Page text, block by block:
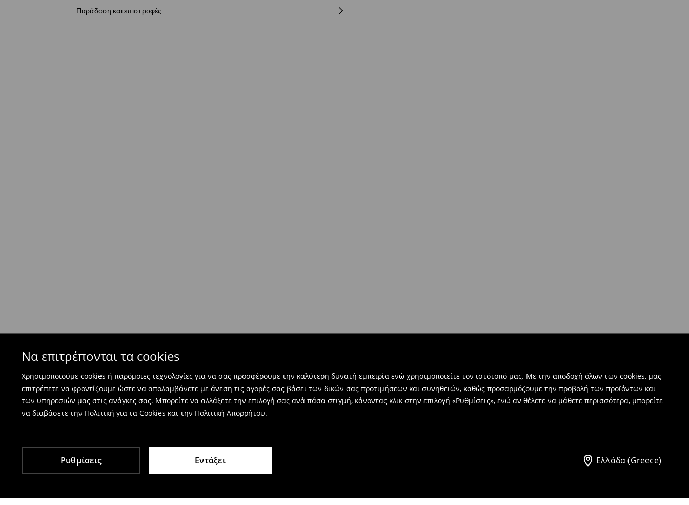
Να επιτρέπονται τα cookies
Χρησιμοποιούμε cookies ή παρόμοιες τεχνολογίες για να σας προσφέρουμε την καλύτερη δυνατή εμπειρία ενώ χρησιμοποιείτε τον ιστότοπό μας. Με την αποδοχή όλων των cookies, μας
επιτρέπετε να φροντίζουμε ώστε να απολαμβάνετε με άνεση τις αγορές σας βάσει των δικών σας προτιμήσεων και συνηθειών, καθώς προσαρμόζουμε την προβολή των προϊόντων και
των υπηρεσιών μας στις ανάγκες σας. Μπορείτε να αλλάξετε την επιλογή σας ανά πάσα στιγμή, κάνοντας κλικ στην επιλογή «Ρυθμίσεις», ενώ αν θέλετε να μάθετε περισσότερα, μπορείτε
να διαβάσετε την Πολιτική για τα Cookies και την Πολιτική Απορρήτου.
Ρυθμίσεις Εντάξει Ελλάδα (Greece)
Παράδοση και επιστροφές
⟶Πώς γίνεται η επιστροφή προϊόντων